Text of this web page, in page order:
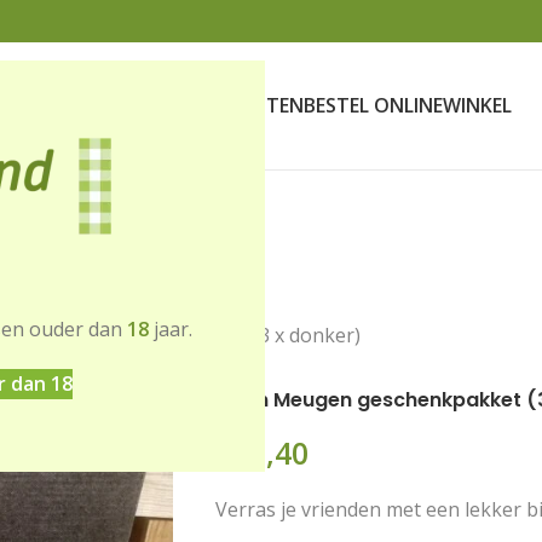
ouder dan 18 jaar.
dan 18
VERKOOPPUNTENBESTEL ONLINEWINKEL
(3 x blond & 3 x donker)
Geirn Meugen geschenkpakket
17,40
Verras je vrienden met een lekker